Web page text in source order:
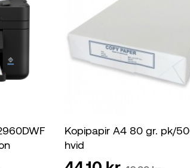
Kopipapir A4 80 gr. pk/
hvid